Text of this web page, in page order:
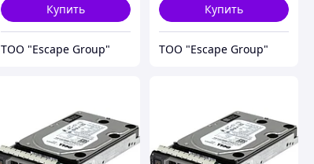
Купить
ТОО "Escape Group"
Купить
ТОО "Escape Group"